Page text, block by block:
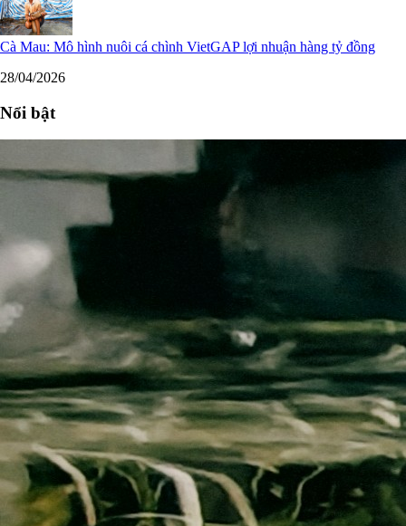
Cà Mau: Mô hình nuôi cá chình VietGAP lợi nhuận hàng tỷ đồng
28/04/2026
Nổi bật